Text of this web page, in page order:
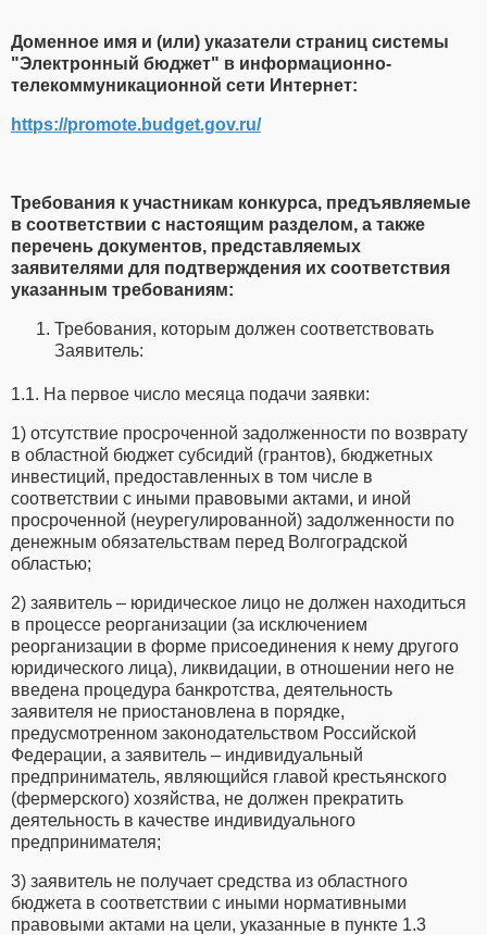
Доменное имя и (или) указатели страниц системы
"Электронный бюджет" в информационно-
телекоммуникационной сети Интернет:
https://promote.budget.gov.ru/
Требования к участникам конкурса, предъявляемые
в соответствии с настоящим разделом, а также
перечень документов, представляемых
заявителями для подтверждения их соответствия
указанным требованиям:
Требования, которым должен соответствовать
Заявитель:
1.1. На первое число месяца подачи заявки:
1) отсутствие просроченной задолженности по возврату
в областной бюджет субсидий (грантов), бюджетных
инвестиций, предоставленных в том числе в
соответствии с иными правовыми актами, и иной
просроченной (неурегулированной) задолженности по
денежным обязательствам перед Волгоградской
областью;
2) заявитель – юридическое лицо не должен находиться
в процессе реорганизации (за исключением
реорганизации в форме присоединения к нему другого
юридического лица), ликвидации, в отношении него не
введена процедура банкротства, деятельность
заявителя не приостановлена в порядке,
предусмотренном законодательством Российской
Федерации, а заявитель – индивидуальный
предприниматель, являющийся главой крестьянского
(фермерского) хозяйства, не должен прекратить
деятельность в качестве индивидуального
предпринимателя;
3) заявитель не получает средства из областного
бюджета в соответствии с иными нормативными
правовыми актами на цели, указанные в пункте 1.3